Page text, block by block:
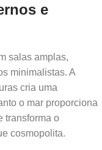
e
salas amplas,
minimalistas. A
cria uma
o mar proporciona
transforma o
cosmopolita.